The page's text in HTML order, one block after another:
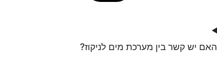
האם יש קשר בין מערכת מים לניקוז?